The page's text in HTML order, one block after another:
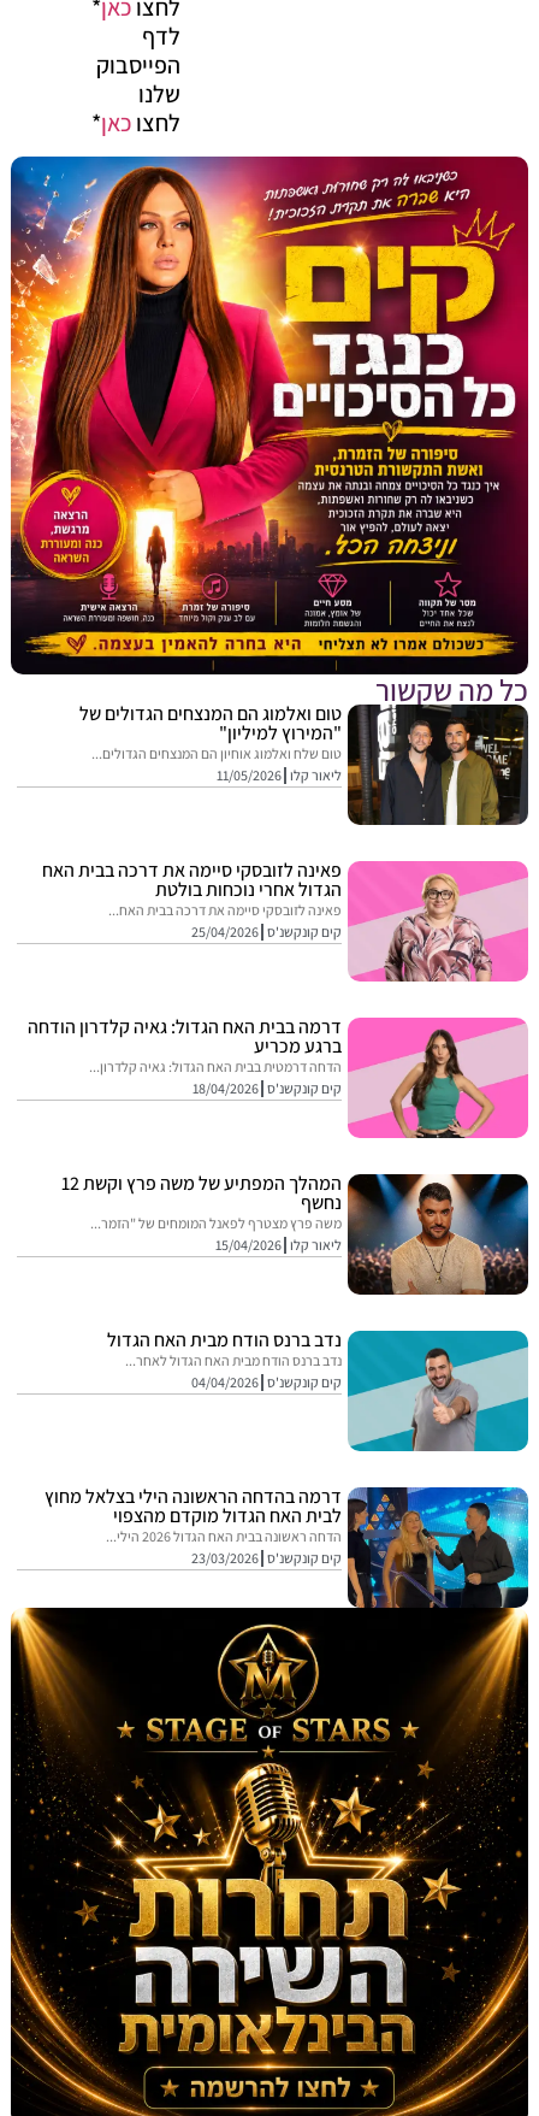
לחצוכאן*
הפייסבוק
לחצוכאן*
שקשור
טום ואלמוג הם המנצחים הגדולים של
"המירוץ למיליון"
טום שלח ואלמוג אוחיון הם המנצחים הגדולים...
ליאור קלו 11/05/2026
פאינה לזובסקי סיימה את דרכה בבית האח
הגדול אחרי נוכחות בולטת
פאינה לזובסקי סיימה את דרכה בבית האח...
קים קונקשנ'ס 25/04/2026
דרמה בבית האח הגדול: גאיה קלדרון הודחה
ברגע מכריע
הדחה דרמטית בבית האח הגדול: גאיה קלדרון...
קים קונקשנ'ס 18/04/2026
המהלך המפתיע של משה פרץ וקשת 12
נחשף
משה פרץ מצטרף לפאנל המומחים של "הזמר...
ליאור קלו 15/04/2026
נדב ברנס הודח מבית האח הגדול
נדב ברנס הודח מבית האח הגדול לאחר...
קים קונקשנ'ס 04/04/2026
דרמה בהדחה הראשונה הילי בצלאל מחוץ
לבית האח הגדול מוקדם מהצפוי
הדחה ראשונה בבית האח הגדול 2026 הילי...
קים קונקשנ'ס 23/03/2026